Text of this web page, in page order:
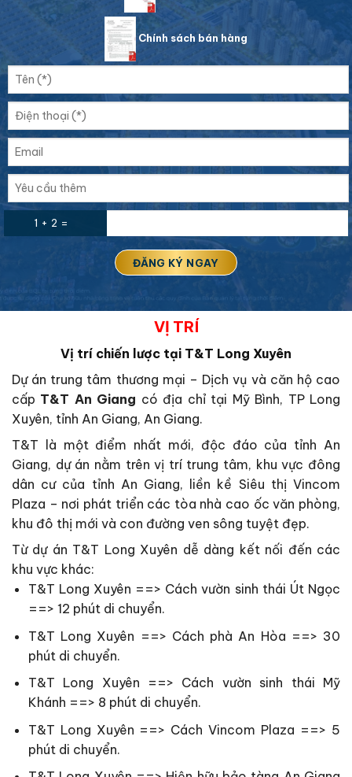
Chính sách bán hàng
1 + 2 =
VỊ TRÍ
Vị trí chiến lược tại T&T Long Xuyên
Dự án trung tâm thương mại – Dịch vụ và căn hộ cao
cấp T&T An Giang có địa chỉ tại Mỹ Bình, TP Long
Xuyên, tỉnh An Giang, An Giang.
T&T là một điểm nhất mới, độc đáo của tỉnh An
Giang, dự án nằm trên vị trí trung tâm, khu vực đông
dân cư của tỉnh An Giang, liền kề Siêu thị Vincom
Plaza – nơi phát triển các tòa nhà cao ốc văn phòng,
khu đô thị mới và con đường ven sông tuyệt đẹp.
Từ dự án T&T Long Xuyên dễ dàng kết nối đến các
khu vực khác:
T&T Long Xuyên ==> Cách vườn sinh thái Út Ngọc
==> 12 phút di chuyển.
T&T Long Xuyên ==> Cách phà An Hòa ==> 30
phút di chuyển.
T&T Long Xuyên ==> Cách vườn sinh thái Mỹ
Khánh ==> 8 phút di chuyển.
T&T Long Xuyên ==> Cách Vincom Plaza ==> 5
phút di chuyển.